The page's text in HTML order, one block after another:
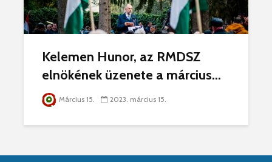
Kelemen Hunor, az RMDSZ
elnökének üzenete a március...
Március 15. 2023. március 15.